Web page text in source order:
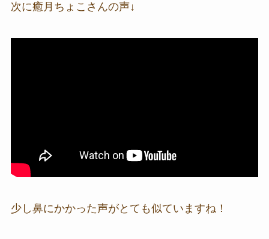
次に癒月ちょこさんの声↓
少し鼻にかかった声がとても似ていますね！